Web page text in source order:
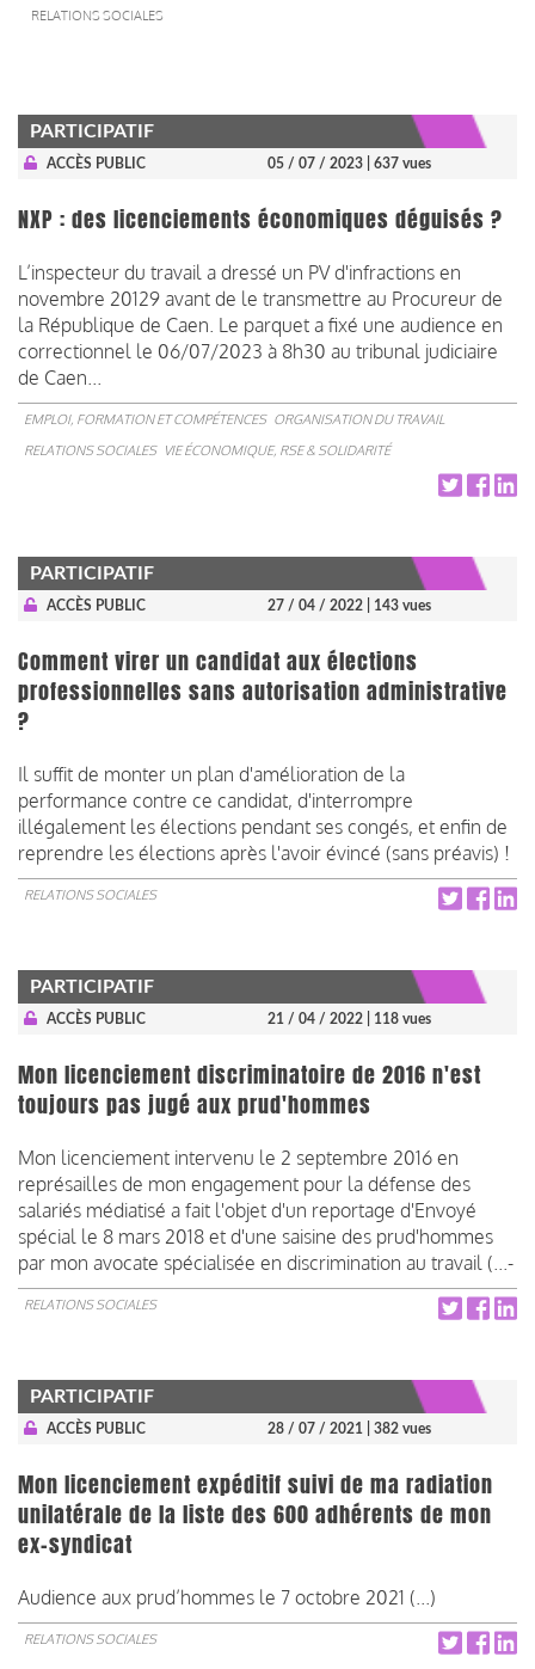
RELATIONS SOCIALES
PARTICIPATIF
ACCÈS PUBLIC 05 / 07 / 2023 | 637 vues
NXP : des licenciements économiques déguisés ?
L’inspecteur du travail a dressé un PV d'infractions en
novembre 20129 avant de le transmettre au Procureur de
la République de Caen. Le parquet a fixé une audience en
correctionnel le 06/07/2023 à 8h30 au tribunal judiciaire
de Caen...
EMPLOI, FORMATION ET COMPÉTENCES ORGANISATION DU TRAVAIL
RELATIONS SOCIALES VIE ÉCONOMIQUE, RSE & SOLIDARITÉ
PARTICIPATIF
ACCÈS PUBLIC 27 / 04 / 2022 | 143 vues
Comment virer un candidat aux élections
professionnelles sans autorisation administrative
?
Il suffit de monter un plan d'amélioration de la
performance contre ce candidat, d'interrompre
illégalement les élections pendant ses congés, et enfin de
reprendre les élections après l'avoir évincé (sans préavis) !
RELATIONS SOCIALES
PARTICIPATIF
ACCÈS PUBLIC 21 / 04 / 2022 | 118 vues
Mon licenciement discriminatoire de 2016 n'est
toujours pas jugé aux prud'hommes
Mon licenciement intervenu le 2 septembre 2016 en
représailles de mon engagement pour la défense des
salariés médiatisé a fait l'objet d'un reportage d'Envoyé
spécial le 8 mars 2018 et d'une saisine des prud'hommes
par mon avocate spécialisée en discrimination au travail (...-
RELATIONS SOCIALES
PARTICIPATIF
ACCÈS PUBLIC 28 / 07 / 2021 | 382 vues
Mon licenciement expéditif suivi de ma radiation
unilatérale de la liste des 600 adhérents de mon
ex-syndicat
Audience aux prud’hommes le 7 octobre 2021 (...)
RELATIONS SOCIALES